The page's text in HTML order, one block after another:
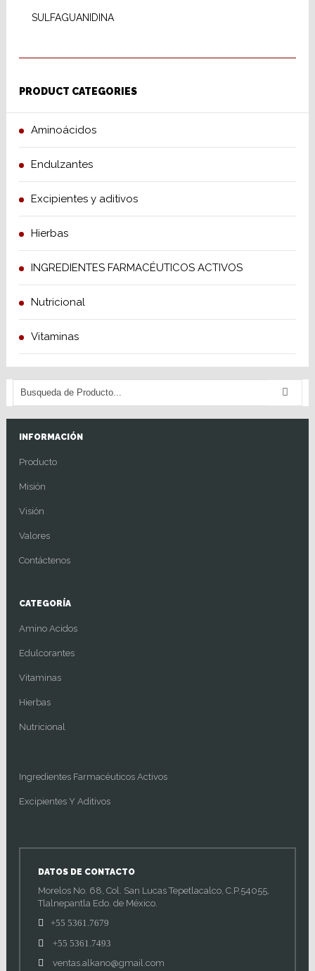
SULFAGUANIDINA
PRODUCT CATEGORIES
Aminoácidos
Endulzantes
Excipientes y aditivos
Hierbas
INGREDIENTES FARMACÉUTICOS ACTIVOS
Nutricional
Vitaminas
INFORMACIÓN
Producto
Misión
Visión
Valores
Contáctenos
CATEGORÍA
Amino Acidos
Edulcorantes
Vitaminas
Hierbas
Nutricional
Ingredientes Farmacéuticos Activos
Excipientes Y Aditivos
DATOS DE CONTACTO
Morelos No. 68, Col. San Lucas Tepetlacalco, C.P.54055,
Tlalnepantla Edo. de México.
+55 5361.7679
+55 5361.7493
ventas.alkano@gmail.com